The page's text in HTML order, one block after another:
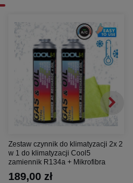
Zestaw czynnik do klimatyzacji 2x 2
w 1 do klimatyzacji Cool5
zamiennik R134a + Mikrofibra
189,00 zł